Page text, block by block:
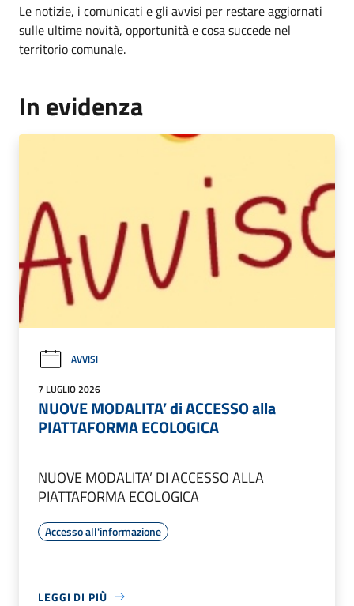
Le notizie, i comunicati e gli avvisi per restare aggiornati
sulle ultime novità, opportunità e cosa succede nel
territorio comunale.
In evidenza
AVVISI
7 LUGLIO 2026
NUOVE MODALITA’ di ACCESSO alla
PIATTAFORMA ECOLOGICA
NUOVE MODALITA’ DI ACCESSO ALLA
PIATTAFORMA ECOLOGICA
Accesso all'informazione
LEGGI DI PIÙ